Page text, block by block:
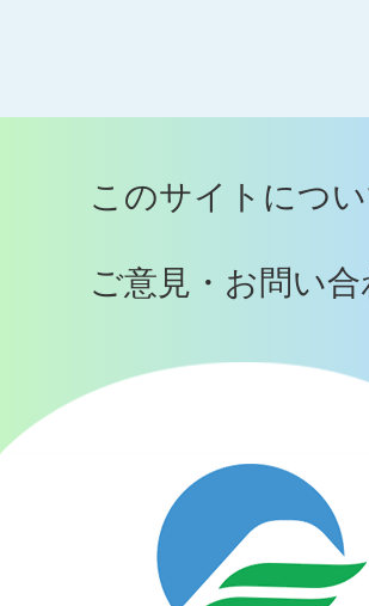
このサイトにつ
ご意見・お問い